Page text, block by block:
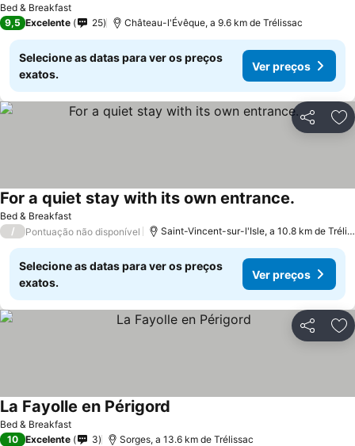
Bed & Breakfast
9,5 Excelente 25 Château-l'Évêque, a 9.6 km de Trélissac
Selecione as datas para ver os preços
exatos.
Ver preços
Partilhar
Bed & Breakfast
For a quiet stay with its own entrance.
/ Pontuação não disponível Saint-Vincent-sur-l'Isle, a 10.8 km de Trélissac
Selecione as datas para ver os preços
exatos.
Ver preços
Partilhar
Bed & Breakfast
La Fayolle en Périgord
10 Excelente 3 Sorges, a 13.6 km de Trélissac